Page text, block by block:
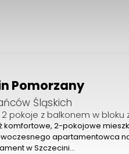
Pomorzany
Śląskich
2 pokoje z balkonem w bloku
komfortowe, 2-pokojowe
apartamentowca
w Szczecini…